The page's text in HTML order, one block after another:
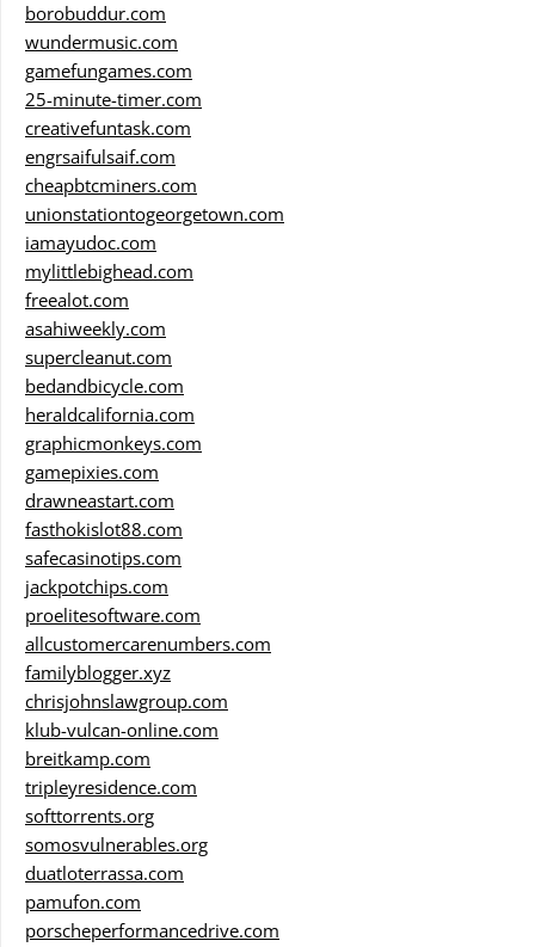
borobuddur.com
wundermusic.com
gamefungames.com
25-minute-timer.com
creativefuntask.com
engrsaifulsaif.com
cheapbtcminers.com
unionstationtogeorgetown.com
iamayudoc.com
mylittlebighead.com
freealot.com
asahiweekly.com
supercleanut.com
bedandbicycle.com
heraldcalifornia.com
graphicmonkeys.com
gamepixies.com
drawneastart.com
fasthokislot88.com
safecasinotips.com
jackpotchips.com
proelitesoftware.com
allcustomercarenumbers.com
familyblogger.xyz
chrisjohnslawgroup.com
klub-vulcan-online.com
breitkamp.com
tripleyresidence.com
softtorrents.org
somosvulnerables.org
duatloterrassa.com
pamufon.com
porscheperformancedrive.com